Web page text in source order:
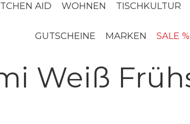
AID WOHNEN TISCHKULTUR
GUTSCHEINE MARKEN SALE %
Weiß